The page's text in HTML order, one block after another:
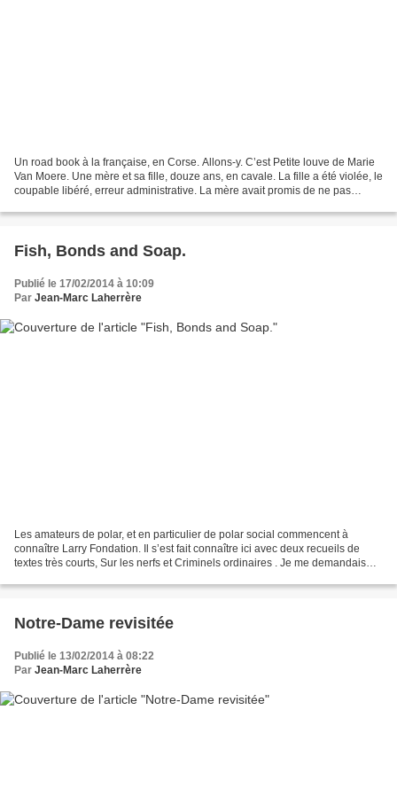
Un road book à la française, en Corse. Allons-y. C’est Petite louve de Marie
Van Moere. Une mère et sa fille, douze ans, en cavale. La fille a été violée, le
coupable libéré, erreur administrative. La mère avait promis de ne pas
Fish, Bonds and Soap.
Publié le 17/02/2014 à 10:09
Par Jean-Marc Laherrère
Les amateurs de polar, et en particulier de polar social commencent à
connaître Larry Fondation. Il s’est fait connaître ici avec deux recueils de
textes très courts, Sur les nerfs et Criminels ordinaires . Je me demandais
Notre-Dame revisitée
Publié le 13/02/2014 à 08:22
Par Jean-Marc Laherrère